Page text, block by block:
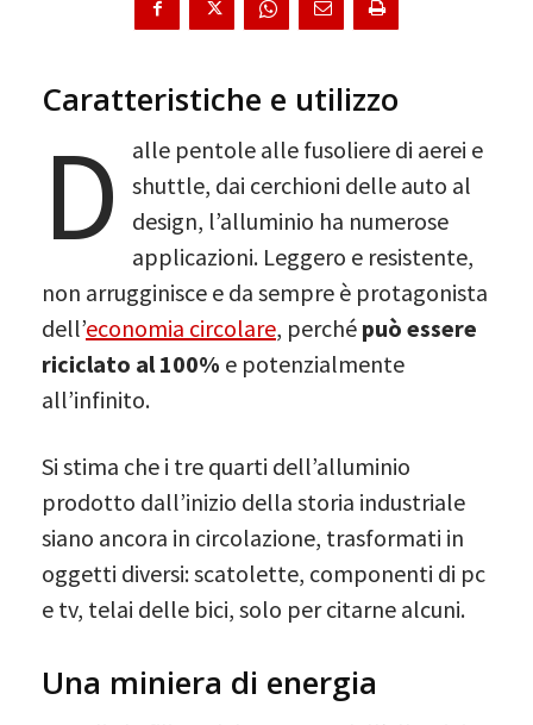
Caratteristiche e utilizzo
D
alle pentole alle fusoliere di aerei e
shuttle, dai cerchioni delle auto al
design, l’alluminio ha numerose
applicazioni. Leggero e resistente,
non arrugginisce e da sempre è protagonista
dell’economia circolare, perché può essere
riciclato al 100% e potenzialmente
all’infinito.
Si stima che i tre quarti dell’alluminio
prodotto dall’inizio della storia industriale
siano ancora in circolazione, trasformati in
oggetti diversi: scatolette, componenti di pc
e tv, telai delle bici, solo per citarne alcuni.
Una miniera di energia